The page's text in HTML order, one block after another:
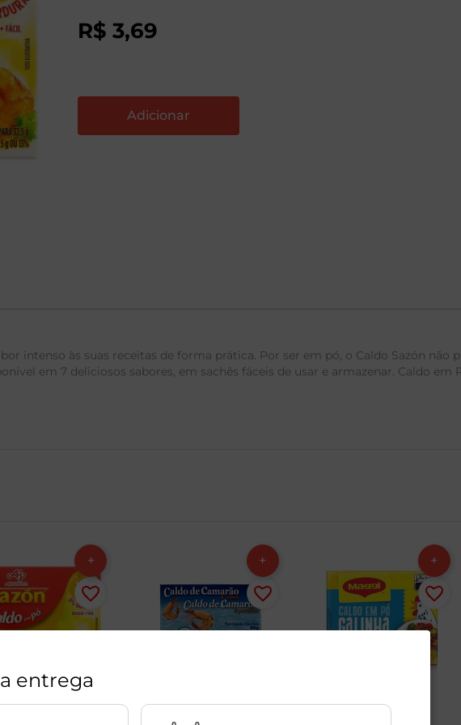
R$ 3,69
intenso às suas receitas de forma prática. Por ser em pó, o Caldo Sazón não
em 7 deliciosos sabores, em sachês fáceis de usar e armazenar. Caldo em
entrega